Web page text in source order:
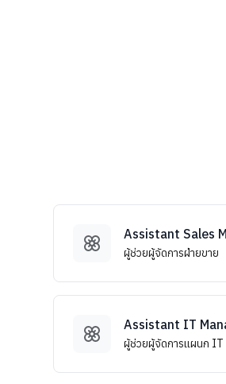
Assistant Sales
ผู้ช่วยผู้จัดการฝ่ายขาย
Assistant IT
ผู้ช่วยผู้จัดการแผนก IT